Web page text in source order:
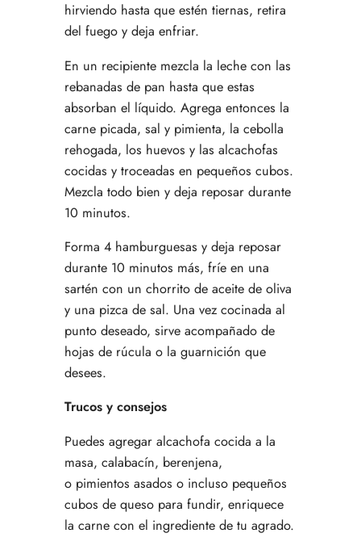
hirviendo hasta que estén tiernas, retira
del fuego y deja enfriar.
En un recipiente mezcla la leche con las
rebanadas de pan hasta que estas
absorban el líquido. Agrega entonces la
carne picada, sal y pimienta, la cebolla
rehogada, los huevos y las alcachofas
cocidas y troceadas en pequeños cubos.
Mezcla todo bien y deja reposar durante
10 minutos.
Forma 4 hamburguesas y deja reposar
durante 10 minutos más, fríe en una
sartén con un chorrito de aceite de oliva
y una pizca de sal. Una vez cocinada al
punto deseado, sirve acompañado de
hojas de rúcula o la guarnición que
desees.
Trucos y consejos
Puedes agregar alcachofa cocida a la
masa, calabacín, berenjena,
o pimientos asados o incluso pequeños
cubos de queso para fundir, enriquece
la carne con el ingrediente de tu agrado.